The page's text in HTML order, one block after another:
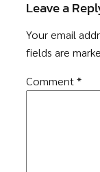
Leave a
Your email
fields are
Comment*